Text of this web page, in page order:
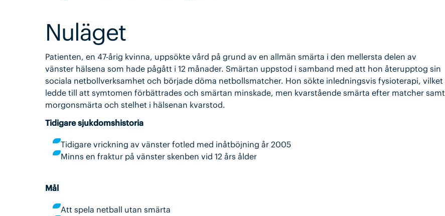
Nuläget
Patienten, en 47-årig kvinna, uppsökte vård på grund av en allmän smärta i den mellersta delen av
vänster hälsena som hade pågått i 12 månader. Smärtan uppstod i samband med att hon återupptog sin
sociala netbollverksamhet och började döma netbollsmatcher. Hon sökte inledningsvis fysioterapi, vilket
ledde till att symtomen förbättrades och smärtan minskade, men kvarstående smärta efter matcher samt
morgonsmärta och stelhet i hälsenan kvarstod.
Tidigare sjukdomshistoria
Tidigare vrickning av vänster fotled med inåtböjning år 2005
Minns en fraktur på vänster skenben vid 12 års ålder
Mål
Att spela netball utan smärta